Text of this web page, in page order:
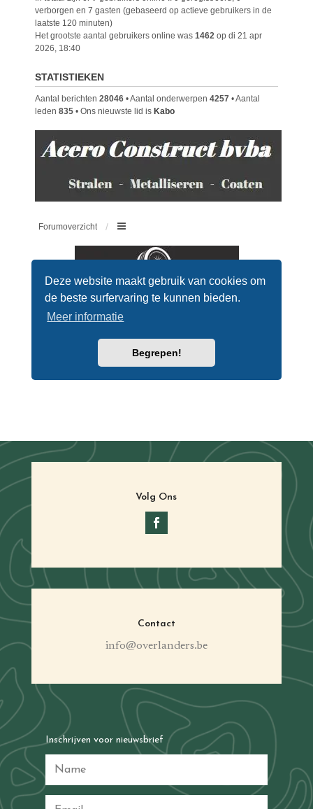
Volg Ons
Contact
info@overlanders.be
Inschrijven voor nieuwsbrief